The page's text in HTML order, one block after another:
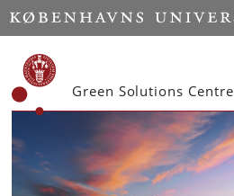
Start
Green Solutions Centre